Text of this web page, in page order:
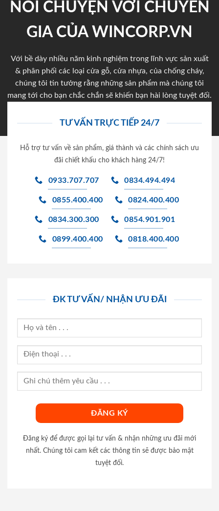
NÓI CHUYỆN VỚI CHUYÊN
GIA CỦA WINCORP.VN
Với bề dày nhiều năm kinh nghiệm trong lĩnh vực sản xuất
& phân phối các loại cửa gỗ, cửa nhựa, của chống cháy,
chúng tôi tin tưởng rằng những sản phẩm mà chúng tôi
mang tới cho bạn chắc chắn sẽ khiến bạn hài lòng tuyệt đối.
TƯ VẤN TRỰC TIẾP 24/7
Hỗ trợ tư vấn về sản phẩm, giá thành và các chính sách ưu
đãi chiết khấu cho khách hàng 24/7!
0933.707.707 0834.494.494
0855.400.400 0824.400.400
0834.300.300 0854.901.901
0899.400.400 0818.400.400
ĐK TƯ VẤN/ NHẬN ƯU ĐÃI
Đăng ký để được gọi lại tư vấn & nhận những ưu đãi mới
nhất. Chúng tôi cam kết các thông tin sẽ được bảo mật
tuyệt đối.